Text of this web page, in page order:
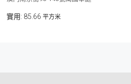
85.66 平方米